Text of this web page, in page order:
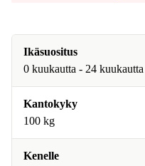
Ikäsuositus
0 kuukautta - 24 kuukautta
Kantokyky
100 kg
Kenelle